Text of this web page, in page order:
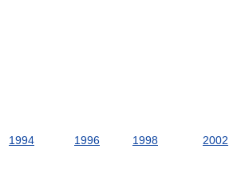
1994 1996 1998 2002